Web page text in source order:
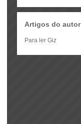
Artigos do autor
Para ler Giz